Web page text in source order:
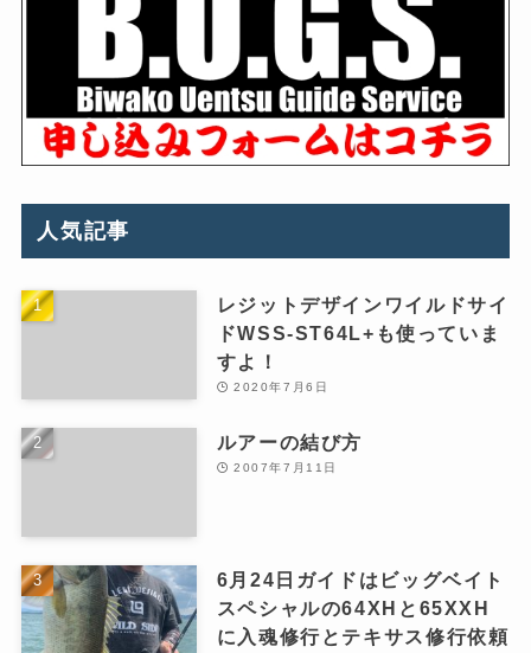
人気記事
レジットデザインワイルドサイ
ドWSS-ST64L+も使っていま
すよ！
2020年7月6日
ルアーの結び方
2007年7月11日
6月24日ガイドはビッグベイト
スペシャルの64XHと65XXH
に入魂修行とテキサス修行依頼